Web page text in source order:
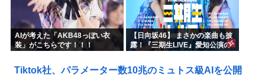
AIが考えた「AKB48っぽい衣
装」がこちらです！！！
【日向坂46】 まさかの楽曲も披
露！『三期生LIVE』愛知公演の
Tiktok社、パラメーター数10兆のミュトス級AIを公開